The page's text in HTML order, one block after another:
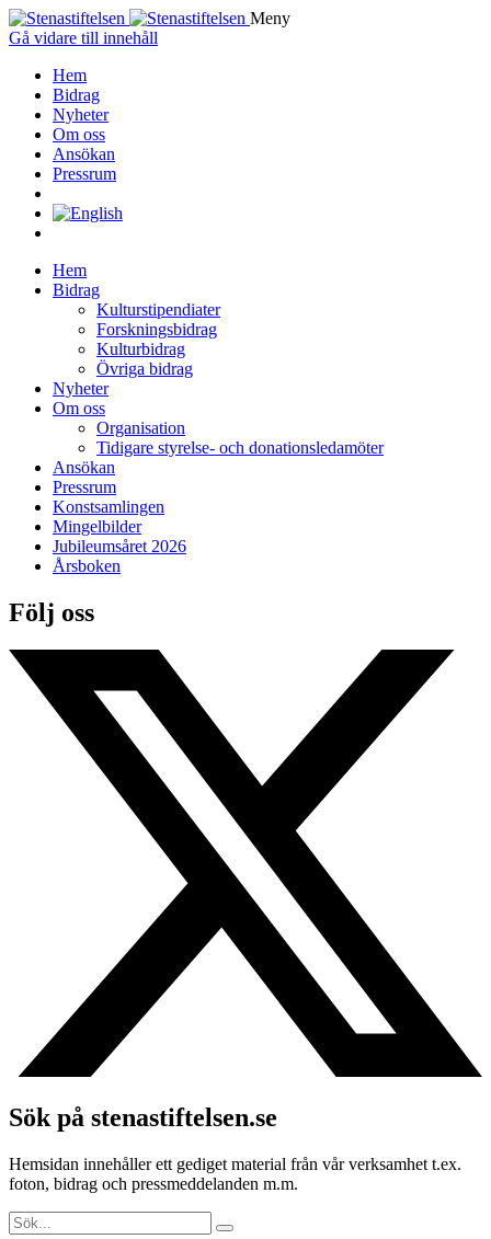
Meny
Gå vidare till innehåll
Hem
Bidrag
Nyheter
Om oss
Ansökan
Pressrum
Hem
Bidrag
Kulturstipendiater
Forskningsbidrag
Kulturbidrag
Övriga bidrag
Nyheter
Om oss
Organisation
Tidigare styrelse- och donationsledamöter
Ansökan
Pressrum
Konstsamlingen
Mingelbilder
Jubileumsåret 2026
Årsboken
Följ oss
Sök på stenastiftelsen.se
Hemsidan innehåller ett gediget material från vår verksamhet t.ex.
foton, bidrag och pressmeddelanden m.m.